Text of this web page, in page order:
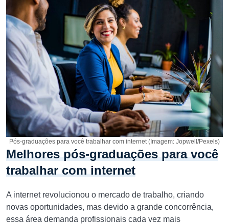
Pós-graduações para você trabalhar com internet (Imagem: Jopwell/Pexels)
Melhores pós-graduações para você
trabalhar com internet
A internet revolucionou o mercado de trabalho, criando
novas oportunidades, mas devido a grande concorrência,
essa área demanda profissionais cada vez mais